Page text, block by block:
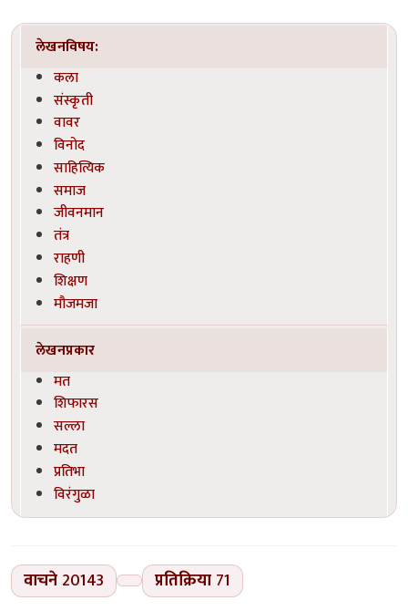
लेखनविषय:
कला
संस्कृती
वावर
विनोद
साहित्यिक
समाज
जीवनमान
तंत्र
राहणी
शिक्षण
मौजमजा
लेखनप्रकार
मत
शिफारस
सल्ला
मदत
प्रतिभा
विरंगुळा
वाचने 20143 प्रतिक्रिया 71